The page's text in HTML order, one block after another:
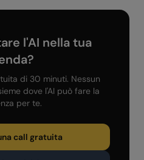
l'AI nella tua
di 30 minuti. Nessun
dove l'AI può fare la
per te.
call gratuita